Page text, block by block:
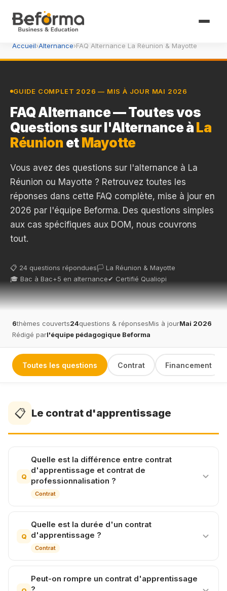
Accueil›Alternance›FAQ Alternance La Réunion & Mayotte
GUIDE COMPLET 2026 — MIS À JOUR MAI 2026
FAQ Alternance — Toutes vos
Questions sur l'Alternance àLa
RéunionetMayotte
Vous avez des questions sur l'alternance à La
Réunion ou Mayotte ? Retrouvez toutes les
réponses dans cette FAQ complète, mise à jour en
2026 par l'équipe Beforma. Des questions simples
aux cas spécifiques aux DOM, nous couvrons
tout.
📋 24 questions répondues🏳️ La Réunion & Mayotte
🎓 Bac à Bac+5 en alternance✔ Certifié Qualiopi
6thèmes couverts24questions & réponsesMis à jourMai 2026
Rédigé parl'équipe pédagogique Beforma
Toutes les questions Contrat Financement
📋 Le contrat d'apprentissage
Q
Quelle est la différence entre contrat
d'apprentissage et contrat de
professionnalisation ?
Contrat
Q
Quelle est la durée d'un contrat
d'apprentissage ?
Contrat
Peut-on rompre un contrat d'apprentissage